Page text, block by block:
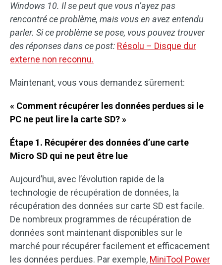
Windows 10. Il se peut que vous n’ayez pas
rencontré ce problème, mais vous en avez entendu
parler. Si ce problème se pose, vous pouvez trouver
des réponses dans ce post: Résolu – Disque dur
externe non reconnu.
Maintenant, vous vous demandez sûrement:
« Comment récupérer les données perdues si le
PC ne peut lire la carte SD? »
Étape 1. Récupérer des données d’une carte
Micro SD qui ne peut être lue
Aujourd’hui, avec l’évolution rapide de la
technologie de récupération de données, la
récupération des données sur carte SD est facile.
De nombreux programmes de récupération de
données sont maintenant disponibles sur le
marché pour récupérer facilement et efficacement
les données perdues. Par exemple, MiniTool Power